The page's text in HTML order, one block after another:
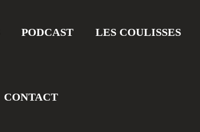
PODCAST LES COULISSES
CONTACT